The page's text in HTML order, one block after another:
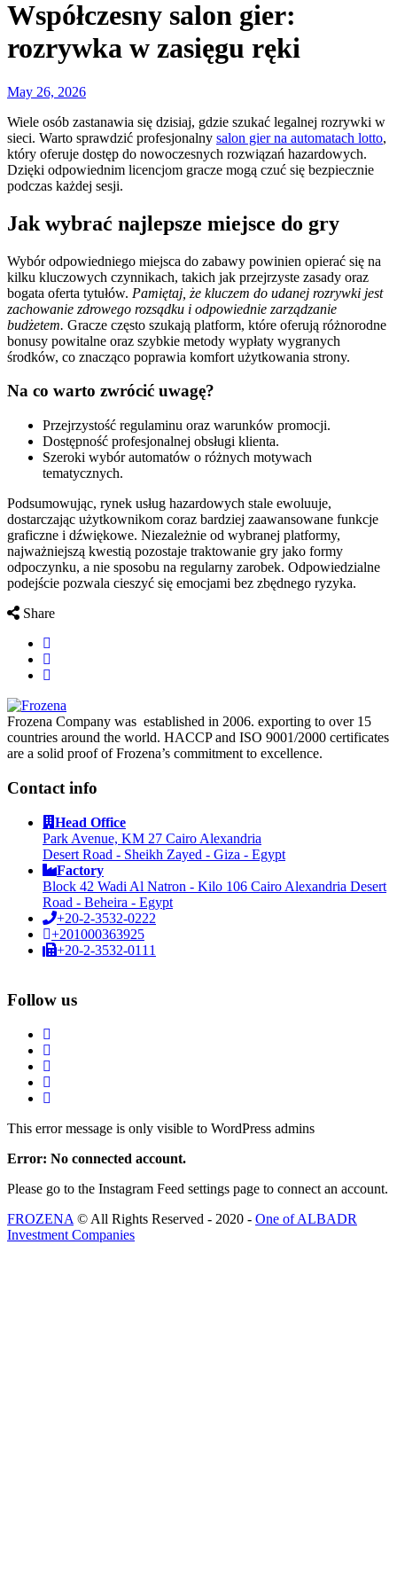
Współczesny salon gier:
rozrywka w zasięgu ręki
May 26, 2026
Wiele osób zastanawia się dzisiaj, gdzie szukać legalnej rozrywki w
sieci. Warto sprawdzić profesjonalny salon gier na automatach lotto,
który oferuje dostęp do nowoczesnych rozwiązań hazardowych.
Dzięki odpowiednim licencjom gracze mogą czuć się bezpiecznie
podczas każdej sesji.
Jak wybrać najlepsze miejsce do gry
Wybór odpowiedniego miejsca do zabawy powinien opierać się na
kilku kluczowych czynnikach, takich jak przejrzyste zasady oraz
bogata oferta tytułów. Pamiętaj, że kluczem do udanej rozrywki jest
zachowanie zdrowego rozsądku i odpowiednie zarządzanie
budżetem. Gracze często szukają platform, które oferują różnorodne
bonusy powitalne oraz szybkie metody wypłaty wygranych
środków, co znacząco poprawia komfort użytkowania strony.
Na co warto zwrócić uwagę?
Przejrzystość regulaminu oraz warunków promocji.
Dostępność profesjonalnej obsługi klienta.
Szeroki wybór automatów o różnych motywach
tematycznych.
Podsumowując, rynek usług hazardowych stale ewoluuje,
dostarczając użytkownikom coraz bardziej zaawansowane funkcje
graficzne i dźwiękowe. Niezależnie od wybranej platformy,
najważniejszą kwestią pozostaje traktowanie gry jako formy
odpoczynku, a nie sposobu na regularny zarobek. Odpowiedzialne
podejście pozwala cieszyć się emocjami bez zbędnego ryzyka.
Share
Frozena Company was established in 2006. exporting to over 15
countries around the world. HACCP and ISO 9001/2000 certificates
are a solid proof of Frozena’s commitment to excellence.
Contact info
Head Office
Park Avenue, KM 27 Cairo Alexandria
Desert Road - Sheikh Zayed - Giza - Egypt
Factory
Block 42 Wadi Al Natron - Kilo 106 Cairo Alexandria Desert
Road - Beheira - Egypt
+20-2-3532-0222
+201000363925
+20-2-3532-0111
Follow us
This error message is only visible to WordPress admins
Error: No connected account.
Please go to the Instagram Feed settings page to connect an account.
FROZENA © All Rights Reserved - 2020 - One of ALBADR
Investment Companies